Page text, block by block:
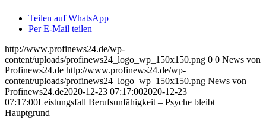
Teilen auf WhatsApp
Per E-Mail teilen
http://www.profinews24.de/wp-
content/uploads/profinews24_logo_wp_150x150.png 0 0 News von
Profinews24.de http://www.profinews24.de/wp-
content/uploads/profinews24_logo_wp_150x150.png News von
Profinews24.de2020-12-23 07:17:002020-12-23
07:17:00Leistungsfall Berufsunfähigkeit – Psyche bleibt
Hauptgrund